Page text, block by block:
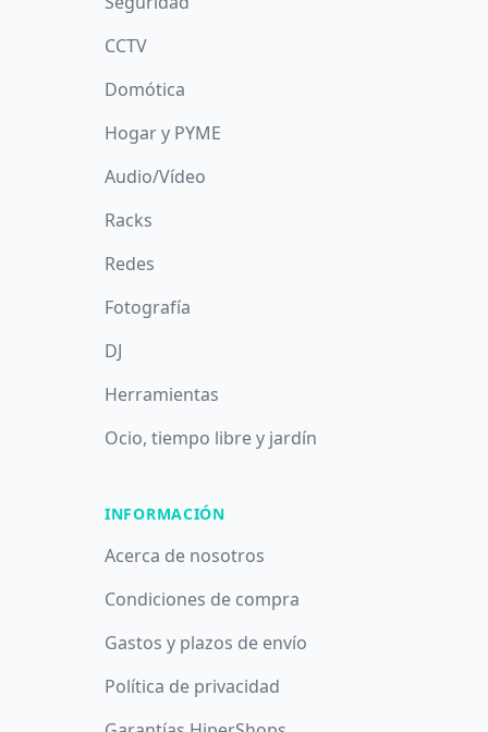
CCTV
Domótica
Hogar y PYME
Audio/Vídeo
Racks
Redes
Fotografía
DJ
Herramientas
Ocio, tiempo libre y jardín
INFORMACIÓN
Acerca de nosotros
Condiciones de compra
Gastos y plazos de envío
Política de privacidad